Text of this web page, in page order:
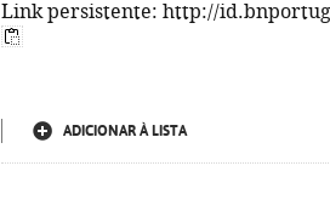
Link persistente: http://
ADICIONAR À LISTA